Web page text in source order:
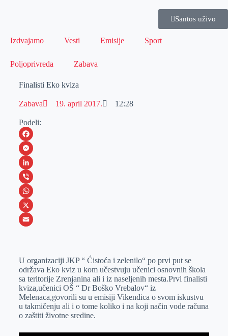
Santos uživo
Izdvajamo Vesti Emisije Sport
Poljoprivreda Zabava
Finalisti Eko kviza
Zabava 19. april 2017. 12:28
Podeli:
F
a
c
e
b
o
M
e
s
s
e
e
r
L
i
n
k
I
n
V
i
b
W
h
s
A
p
p
X
a
i
l
U organizaciji JKP “ Ćistoća i zelenilo“ po prvi put se
održava Eko kviz u kom učestvuju učenici osnovnih škola
sa teritorije Zrenjanina ali i iz naseljenih mesta.Prvi finalisti
kviza,učenici OŠ “ Dr Boško Vrebalov“ iz
Melenaca,govorili su u emisiji Vikendica o svom iskustvu
u takmičenju ali i o tome koliko i na koji način vode računa
o zaštiti životne sredine.